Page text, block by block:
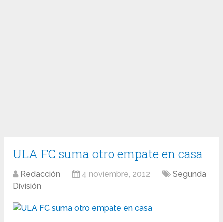
ULA FC suma otro empate en casa
Redacción 4 noviembre, 2012
Segunda
División